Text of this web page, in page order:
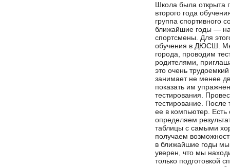
Школа была открыта
второго года
группа спортивного
ближайшие годы —
спортсмены. Для
обучения в ДЮСШ. Мы
города, проводим
родителями,
это очень
занимает не менее
показать им
тестирования.
тестирование.
ее в компьютер. Есть
определяем
таблицы с самыми
получаем
в ближайшие годы мы
уверен, что мы
только подготовкой